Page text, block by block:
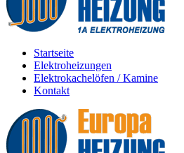
Startseite
Elektroheizungen
Elektrokachelöfen / Kamine
Kontakt